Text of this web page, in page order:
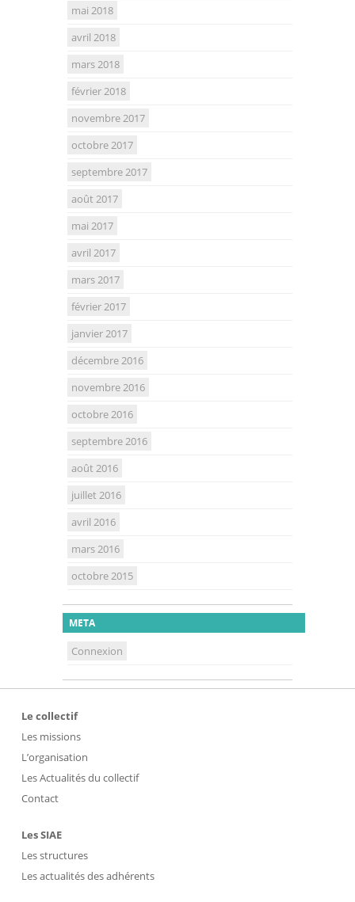
mai 2018
avril 2018
mars 2018
février 2018
novembre 2017
octobre 2017
septembre 2017
août 2017
mai 2017
avril 2017
mars 2017
février 2017
janvier 2017
décembre 2016
novembre 2016
octobre 2016
septembre 2016
août 2016
juillet 2016
avril 2016
mars 2016
octobre 2015
META
Connexion
Le collectif
Les missions
L’organisation
Les Actualités du collectif
Contact
Les SIAE
Les structures
Les actualités des adhérents